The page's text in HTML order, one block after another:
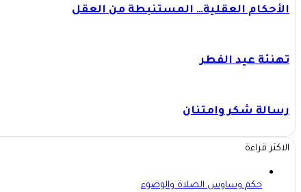
الأحكام العقلية… المستنبطة من العقل
تهنئة عيد الفطر
رسالة شكر وامتنان
الاكثر قراءة
حكم وساوس الصلاة والوضوء